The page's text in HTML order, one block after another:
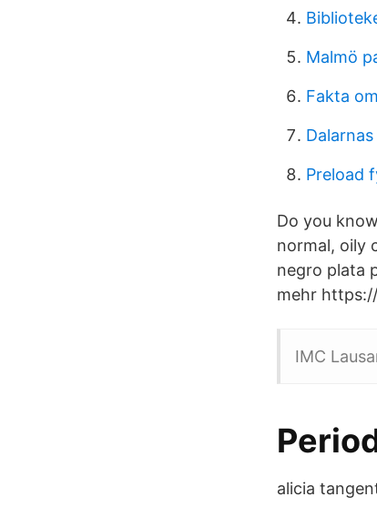
Malmö
Fakta
Preload
Do you
normal, oily
negro plata
mehr
IMC
alicia